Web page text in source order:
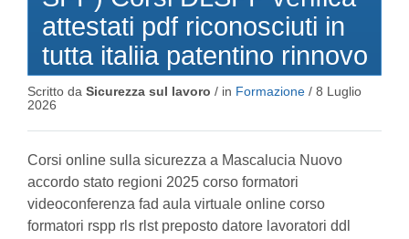
attestati pdf riconosciuti in
tutta italiia patentino rinnovo
Scritto da Sicurezza sul lavoro / in Formazione / 8 Luglio
2026
Corsi online sulla sicurezza a Mascalucia Nuovo
accordo stato regioni 2025 corso formatori
videoconferenza fad aula virtuale online corso
formatori rspp rls rlst preposto datore lavoratori ddl